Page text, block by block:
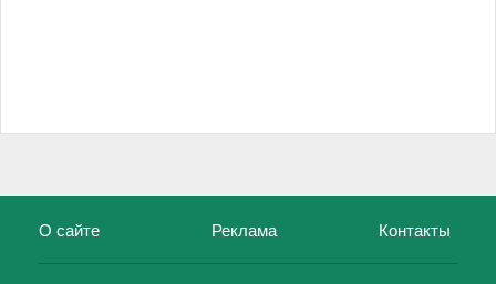
О сайте Реклама Контакты